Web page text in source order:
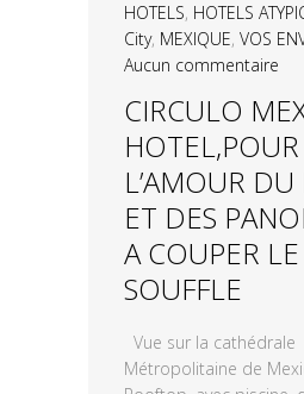
HOTELS, HOTELS
City, MEXIQUE, VOS
Aucun commentaire
CIRCULO
HOTEL,POUR
L’AMOUR
ET DES
A COUPER LE
SOUFFLE
Vue sur la cathédrale
Métropolitaine de